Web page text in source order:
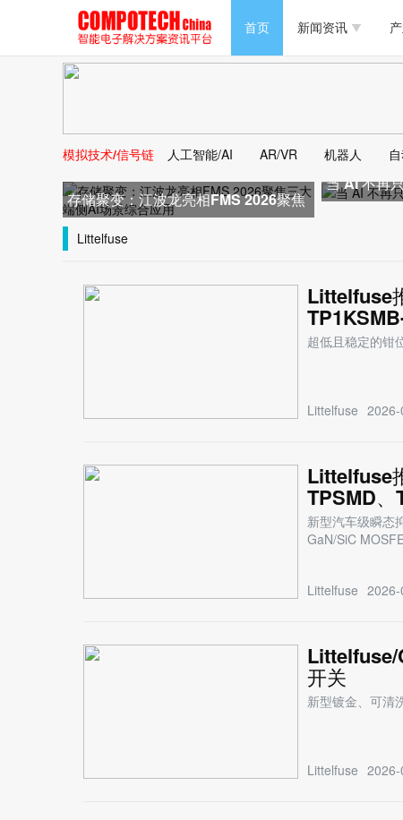
首页 新闻资讯
新能源
马达电机技术
PC/周边
马达电机技术
大数据/云
模拟技术/信号链 人工智能/AI AR/VR 机器人
存储聚变：江波龙亮相FMS 2026聚焦
三大端侧AI场景综合应用
当 AI 不再
Littelfuse
Littelfuse
超低且稳定的钳
Littelfuse
Littelfuse
TPSMD、
新型汽车级瞬态
GaN/SiC
Littelfuse
Littelfuse/
开关
新型镀金、可清
Littelfuse